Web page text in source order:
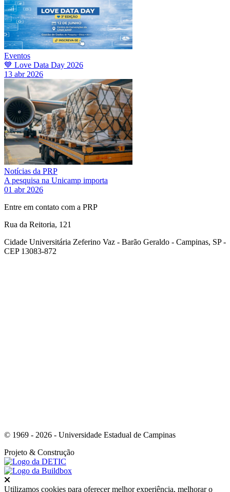
Eventos
💙 Love Data Day 2026
13 abr 2026
Notícias da PRP
A pesquisa na Unicamp importa
01 abr 2026
Entre em contato com a PRP
Rua da Reitoria, 121
Cidade Universitária Zeferino Vaz - Barão Geraldo - Campinas, SP -
CEP 13083-872
© 1969 - 2026 - Universidade Estadual de Campinas
Projeto & Construção
Utilizamos cookies para oferecer melhor experiência, melhorar o